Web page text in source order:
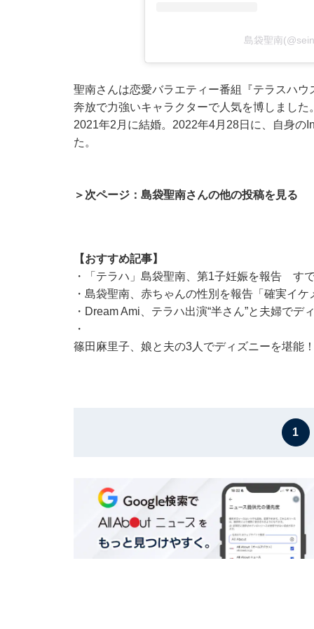
島袋聖南
聖南さんは恋愛バラエティー番組『テラスハ
奔放で力強いキャラクターで人気を博しまし
2021年2月に結婚。2022年4月28日に、自身の
た。
＞次ページ：島袋聖南さんの他の投稿を見る
【おすすめ記事】
・
「テラハ」島袋聖南、第1子妊娠を報告 す
・ 島袋聖南、赤ちゃんの性別を報告「確実イケ
・ Dream Ami、テラハ出演“半さん”と夫婦でデ
・
篠田麻里子、娘と夫の3人でディズニーを堪能
1